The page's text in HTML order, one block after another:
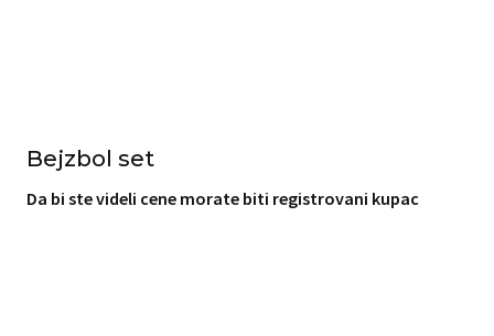
Bejzbol set
Da bi ste videli cene morate biti registrovani kupac